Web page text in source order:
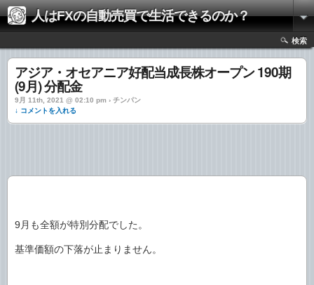
人はFXの自動売買で生活できるのか？
検索
アジア・オセアニア好配当成長株オープン 190期
(9月) 分配金
9月 11th, 2021 @ 02:10 pm › チンパン
↓ コメントを入れる
9月も全額が特別分配でした。
基準価額の下落が止まりません。